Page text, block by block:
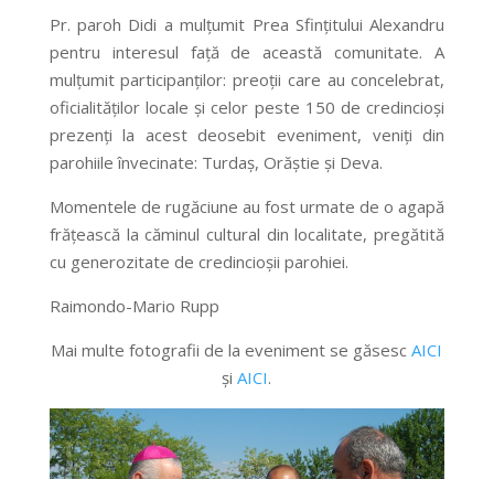
Pr. paroh Didi a mulţumit Prea Sfinţitului Alexandru
pentru interesul faţă de această comunitate. A
mulţumit participanţilor: preoţii care au concelebrat,
oficialităților locale şi celor peste 150 de credincioşi
prezenţi la acest deosebit eveniment, veniţi din
parohiile învecinate: Turdaş, Orăştie şi Deva.
Momentele de rugăciune au fost urmate de o agapă
frăţească la căminul cultural din localitate, pregătită
cu generozitate de credincioşii parohiei.
Raimondo-Mario Rupp
Mai multe fotografii de la eveniment se găsescAICI
şiAICI.